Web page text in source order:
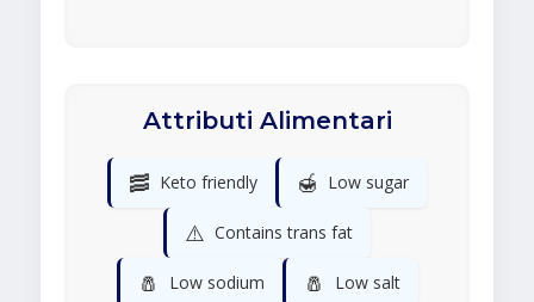
Attributi Alimentari
🥓 Keto friendly 🍯 Low sugar
⚠️ Contains trans fat
🧂 Low sodium 🧂 Low salt